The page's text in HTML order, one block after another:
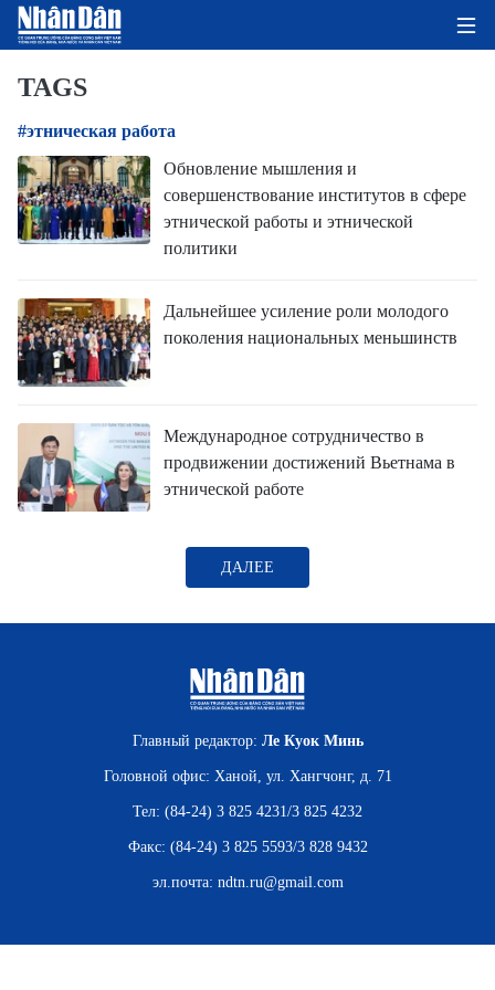
ПОЛИТИКА
ЭКОНОМИКА
ОБЩЕСТВО
ДОБРО ПОЖАЛОВАТЬ ВО
ВЬЕТНАМ
МОСТ ДРУЖБЫ
ДОСЬЕ И МАТЕРИАЛЫ
О ГАЗЕТЕ «НЯНЗАН»
ENGLISH
TAGS
#этническая работа
Обновление мышления и
совершенствование институтов в сфере
этнической работы и этнической
политики
Дальнейшее усиление роли молодого
поколения национальных меньшинств
Международное сотрудничество в
продвижении достижений Вьетнама в
этнической работе
ДАЛЕЕ
Главный редактор: Ле Куок Минь
Головной офис: Ханой, ул. Хангчонг, д. 71
Тел: (84-24) 3 825 4231/3 825 4232
Факс: (84-24) 3 825 5593/3 828 9432
эл.почта: ndtn.ru@gmail.com